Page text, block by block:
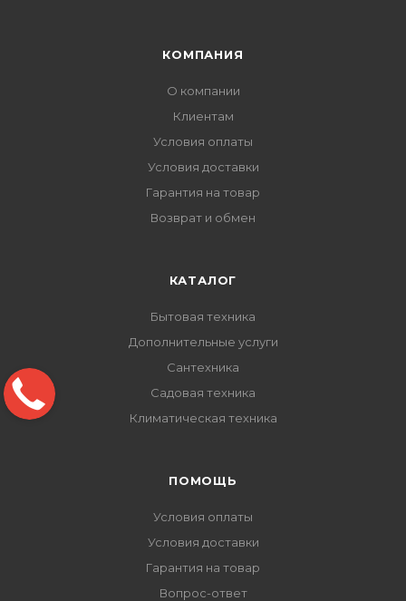
КОМПАНИЯ
О компании
Клиентам
Условия оплаты
Условия доставки
Гарантия на товар
Возврат и обмен
КАТАЛОГ
Бытовая техника
Дополнительные услуги
Сантехника
Садовая техника
Климатическая техника
ПОМОЩЬ
Условия оплаты
Условия доставки
Гарантия на товар
Вопрос-ответ